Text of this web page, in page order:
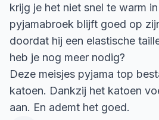
krijg je het niet snel te warm
pyjamabroek blijft goed op
doordat hij een elastische
heb je nog meer nodig?
Deze meisjes pyjama top
katoen. Dankzij het katoen
aan. En ademt het goed.